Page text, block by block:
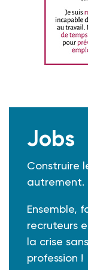
Jobs
Construire
autrement.
Ensemble,
recruteurs
la crise
profession !